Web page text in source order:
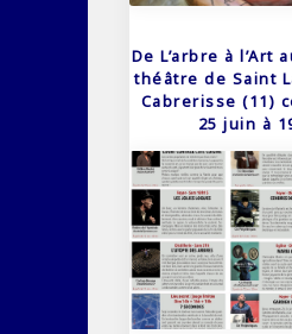
De L’arbre à l’Art
théâtre de Saint
Cabrerisse (11)
25 juin à